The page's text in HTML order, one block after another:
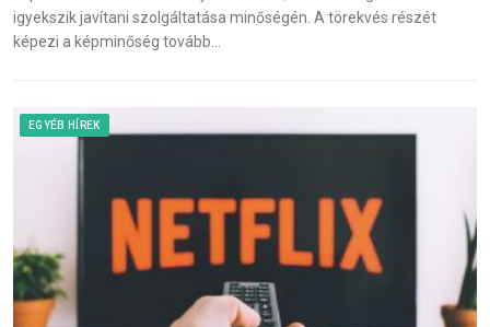
igyekszik javítani szolgáltatása minőségén. A törekvés részét
képezi a képminőség tovább…
EGYÉB HÍREK